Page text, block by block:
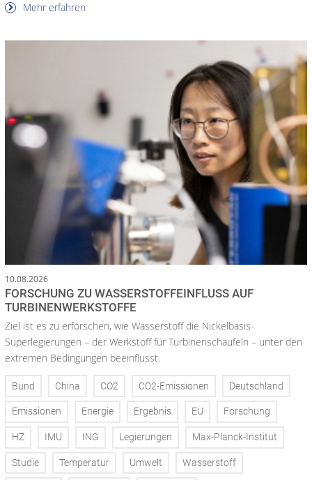
Mehr erfahren
10.08.2026
FORSCHUNG ZU WASSERSTOFFEINFLUSS AUF
TURBINENWERKSTOFFE
Ziel ist es zu erforschen, wie Wasserstoff die Nickelbasis-
Superlegierungen – der Werkstoff für Turbinenschaufeln – unter den
extremen Bedingungen beeinflusst.
Bund China CO2 CO2-Emissionen Deutschland
Emissionen Energie Ergebnis EU Forschung
HZ IMU ING Legierungen Max-Planck-Institut
Studie Temperatur Umwelt Wasserstoff